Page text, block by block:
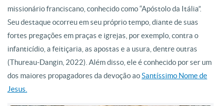
missionário franciscano, conhecido como “Apóstolo da Itália”.
Seu destaque ocorreu em seu próprio tempo, diante de suas
fortes pregações em praças e igrejas, por exemplo, contra o
infanticídio, a feitiçaria, as apostas e a usura, dentre outras
(Thureau-Dangin, 2022). Além disso, ele é conhecido por ser um
dos maiores propagadores da devoção aoSantíssimo Nome de
Jesus.